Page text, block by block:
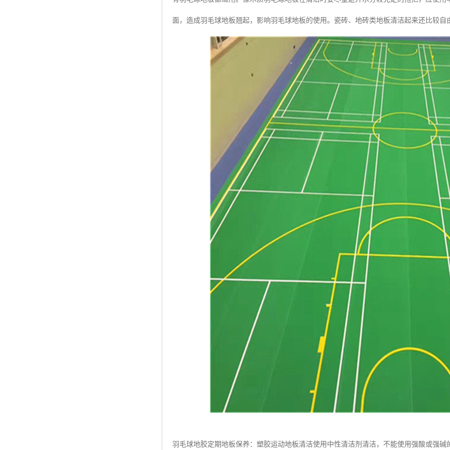
面，造成羽毛球地板翘起，影响羽毛球地板的使用。瓷砖、地砖类地板清洁起来还比较自
羽毛球地胶定期地板保养：塑胶运动地板清洁使用中性清洁剂清洁，不能使用强酸或强